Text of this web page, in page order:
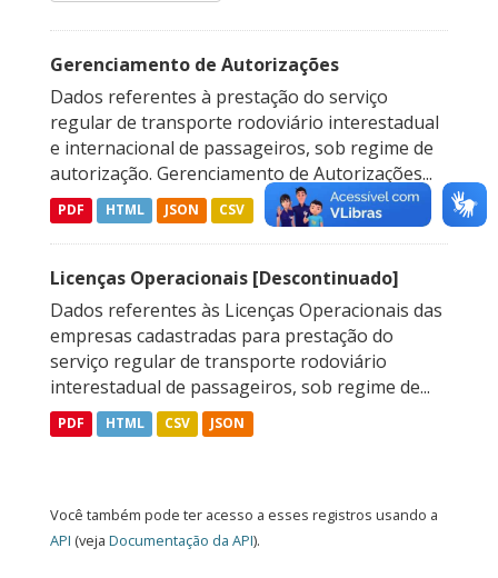
Gerenciamento de Autorizações
Dados referentes à prestação do serviço
regular de transporte rodoviário interestadual
e internacional de passageiros, sob regime de
autorização. Gerenciamento de Autorizações...
PDF HTML JSON CSV
Licenças Operacionais [Descontinuado]
Dados referentes às Licenças Operacionais das
empresas cadastradas para prestação do
serviço regular de transporte rodoviário
interestadual de passageiros, sob regime de...
PDF HTML CSV JSON
Você também pode ter acesso a esses registros usando a
API (veja Documentação da API).